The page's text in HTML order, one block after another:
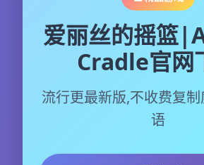
爱丽丝的摇篮
Cradle官网
流行更最新版,不收费复
语